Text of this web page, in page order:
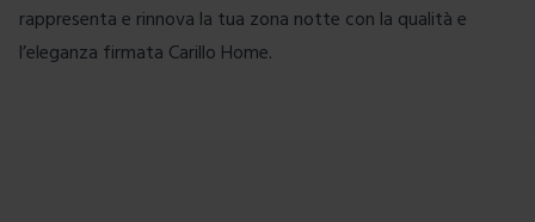
rappresenta e rinnova la tua zona notte con la qualità e
l’eleganza firmata Carillo Home.